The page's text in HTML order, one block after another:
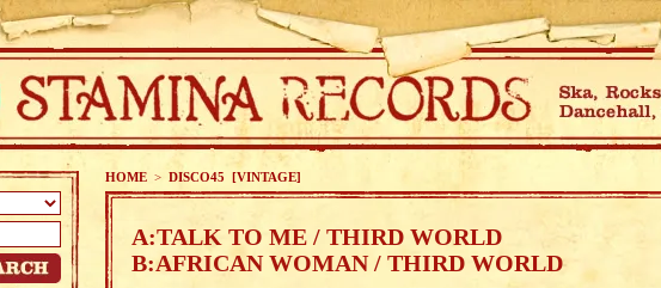
HOME > DISCO45 [VINTAGE]
A:TALK TO ME / THIRD WORLD
B:AFRICAN WOMAN / THIRD WORLD